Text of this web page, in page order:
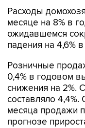
Расходы
месяце на 8% в
ожидавшемся
падения на 4,6%
Розничные
0,4% в годовом
снижения на 2%.
составляло
месяца продажи
прогнозе